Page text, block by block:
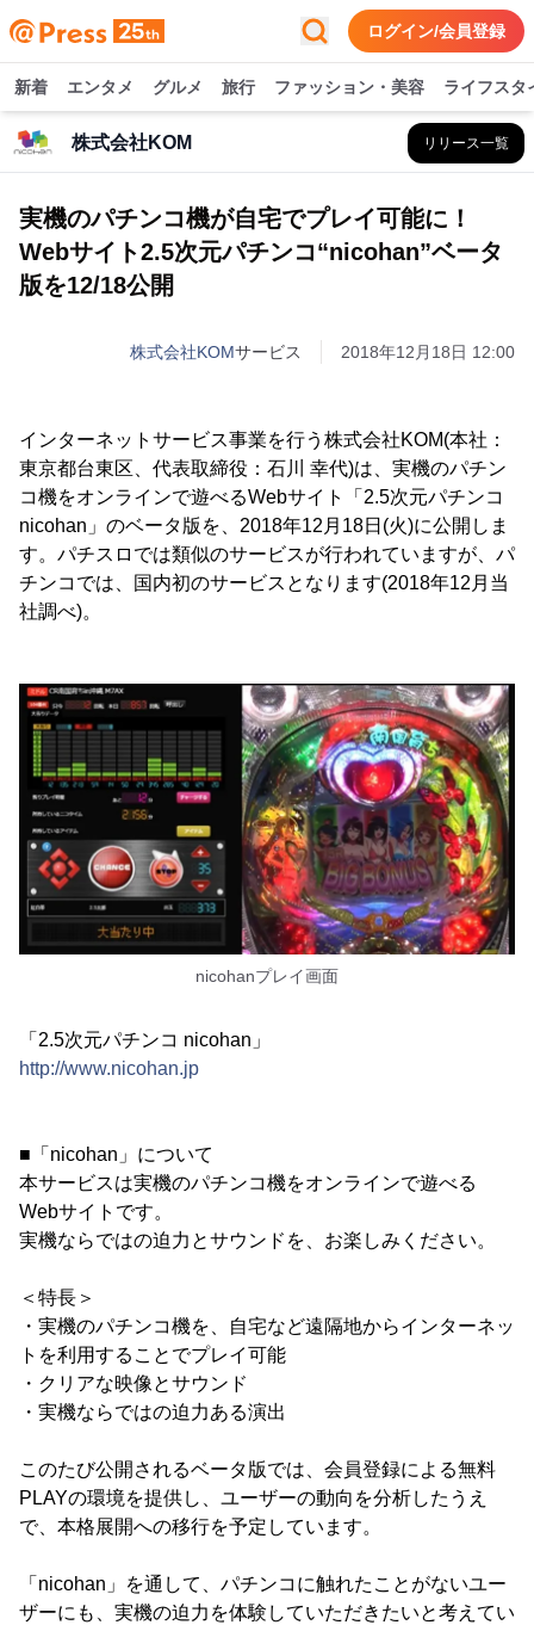
ログイン/会員登録
新着 エンタメ グルメ 旅行 ファッション・美容 ライフスタ
株式会社KOM リリース一覧
実機のパチンコ機が自宅でプレイ可能に！
Webサイト2.5次元パチンコ“nicohan”ベータ
版を12/18公開
株式会社KOMサービス 2018年12月18日 12:00
インターネットサービス事業を行う株式会社KOM(本社：
東京都台東区、代表取締役：石川 幸代)は、実機のパチン
コ機をオンラインで遊べるWebサイト「2.5次元パチンコ
nicohan」のベータ版を、2018年12月18日(火)に公開しま
す。パチスロでは類似のサービスが行われていますが、パ
チンコでは、国内初のサービスとなります(2018年12月当
社調べ)。
nicohanプレイ画面
「2.5次元パチンコ nicohan」
http://www.nicohan.jp
■「nicohan」について
本サービスは実機のパチンコ機をオンラインで遊べる
Webサイトです。
実機ならではの迫力とサウンドを、お楽しみください。
＜特長＞
・実機のパチンコ機を、自宅など遠隔地からインターネッ
トを利用することでプレイ可能
・クリアな映像とサウンド
・実機ならではの迫力ある演出
このたび公開されるベータ版では、会員登録による無料
PLAYの環境を提供し、ユーザーの動向を分析したうえ
で、本格展開への移行を予定しています。
「nicohan」を通して、パチンコに触れたことがないユー
ザーにも、実機の迫力を体験していただきたいと考えてい